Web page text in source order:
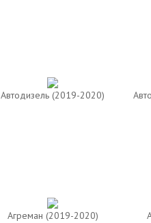
Автодизель (2019-2020)
Агреман (2019-2020)